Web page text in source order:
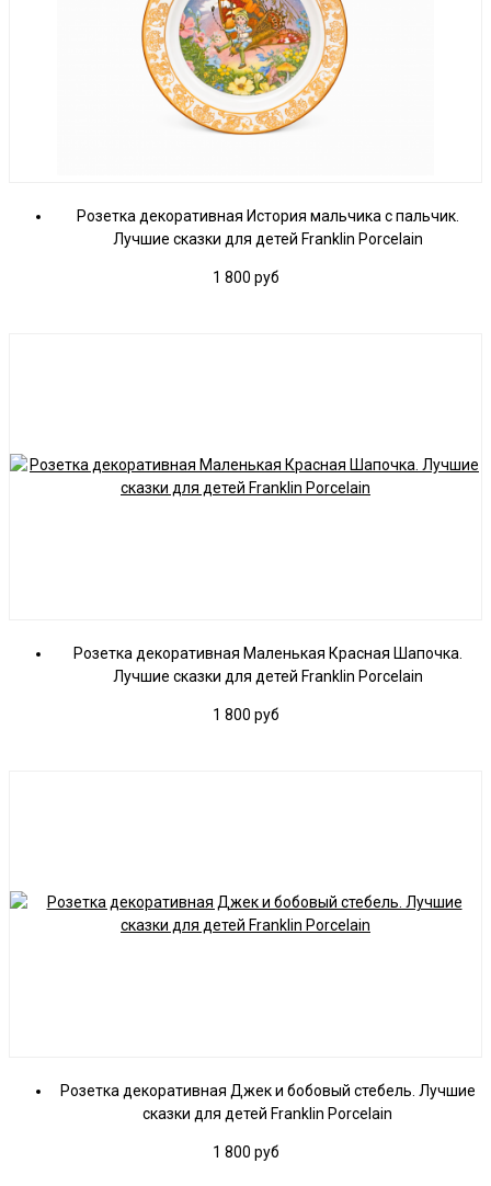
Розетка декоративная История мальчика с пальчик.
Лучшие сказки для детей Franklin Porcelain
1 800 руб
Розетка декоративная Маленькая Красная Шапочка.
Лучшие сказки для детей Franklin Porcelain
1 800 руб
Розетка декоративная Джек и бобовый стебель. Лучшие
сказки для детей Franklin Porcelain
1 800 руб